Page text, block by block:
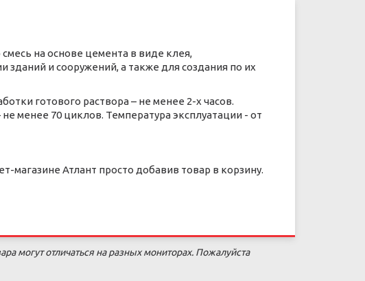
на основе цемента в виде клея,
и сооружений, а также для создания по их
готового раствора – не менее 2-х часов.
менее 70 циклов. Температура эксплуатации - от
Атлант просто добавив товар в корзину.
могут отличаться на разных мониторах. Пожалуйста